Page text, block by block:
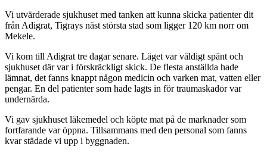
Vi utvärderade sjukhuset med tanken att kunna skicka patienter dit
från Adigrat, Tigrays näst största stad som ligger 120 km norr om
Mekele.
Vi kom till Adigrat tre dagar senare. Läget var väldigt spänt och
sjukhuset där var i förskräckligt skick. De flesta anställda hade
lämnat, det fanns knappt någon medicin och varken mat, vatten eller
pengar. En del patienter som hade lagts in för traumaskador var
undernärda.
Vi gav sjukhuset läkemedel och köpte mat på de marknader som
fortfarande var öppna. Tillsammans med den personal som fanns
kvar städade vi upp i byggnaden.